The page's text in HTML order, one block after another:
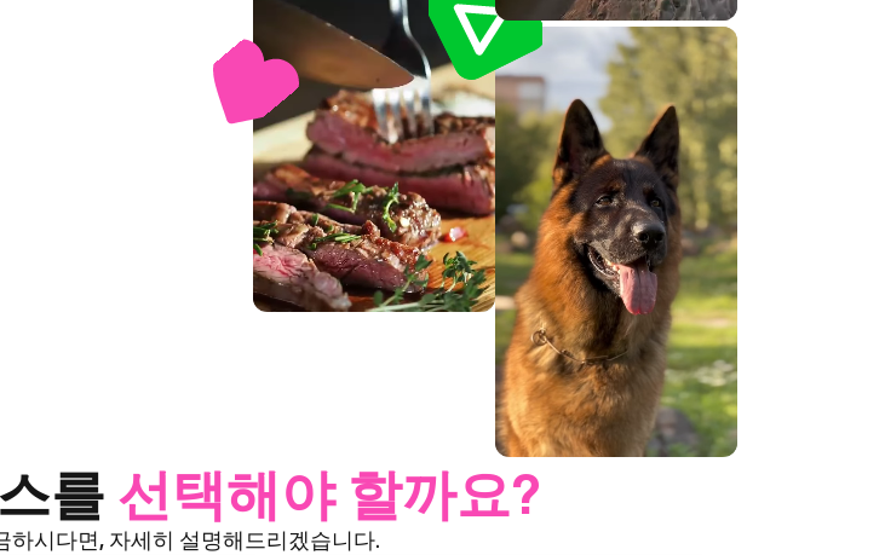
를 선택해야 할까요?
하시다면, 자세히 설명해드리겠습니다.